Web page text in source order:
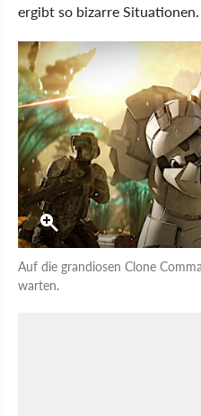
ergibt so bizarre Situationen.
Auf die grandiosen Clone
warten.